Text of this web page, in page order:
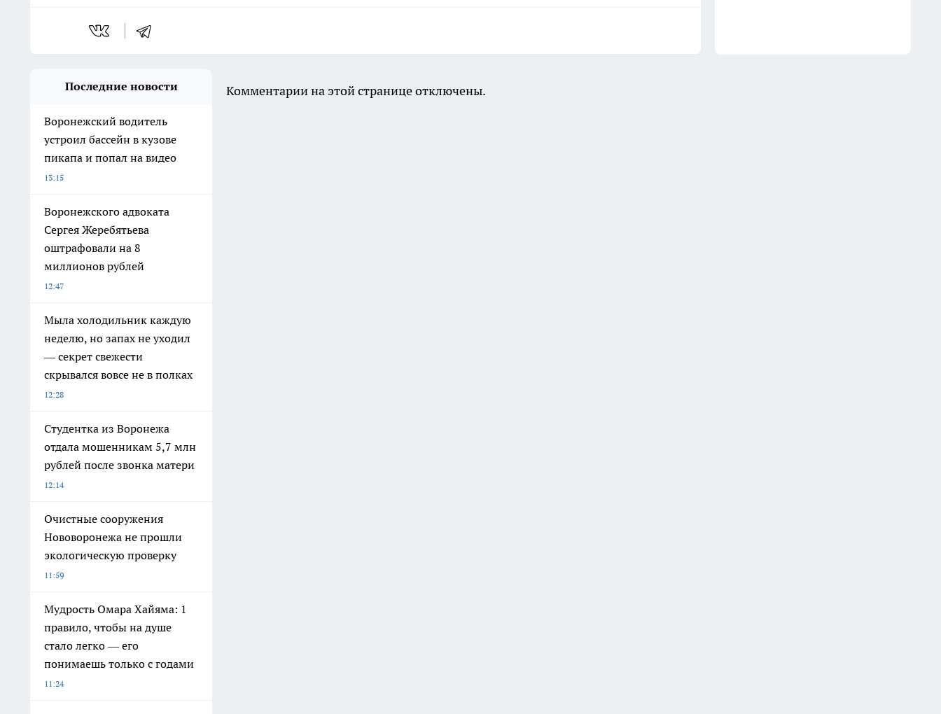
Последние новости
Воронежский водитель
устроил бассейн в кузове
пикапа и попал на видео
13:15
Воронежского адвоката
Сергея Жеребятьева
оштрафовали на 8
миллионов рублей
12:47
Мыла холодильник каждую
неделю, но запах не уходил
— секрет свежести
скрывался вовсе не в полках
12:28
Студентка из Воронежа
отдала мошенникам 5,7 млн
рублей после звонка матери
12:14
Очистные сооружения
Нововоронежа не прошли
экологическую проверку
11:59
Мудрость Омара Хайяма: 1
правило, чтобы на душе
стало легко — его
понимаешь только с годами
11:24
Комментарии на этой странице отключены.